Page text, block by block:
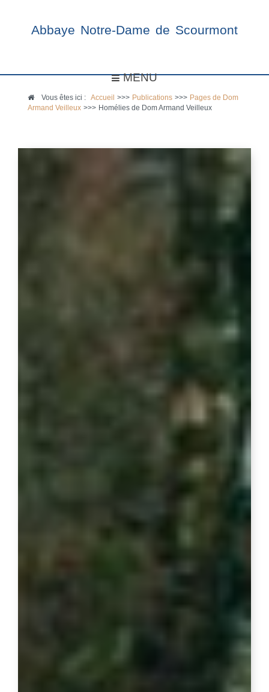
Abbaye Notre-Dame de Scourmont
MENU
Vous êtes ici :Accueil >>> Publications >>> Pages de Dom
Armand Veilleux >>> Homélies de Dom Armand Veilleux